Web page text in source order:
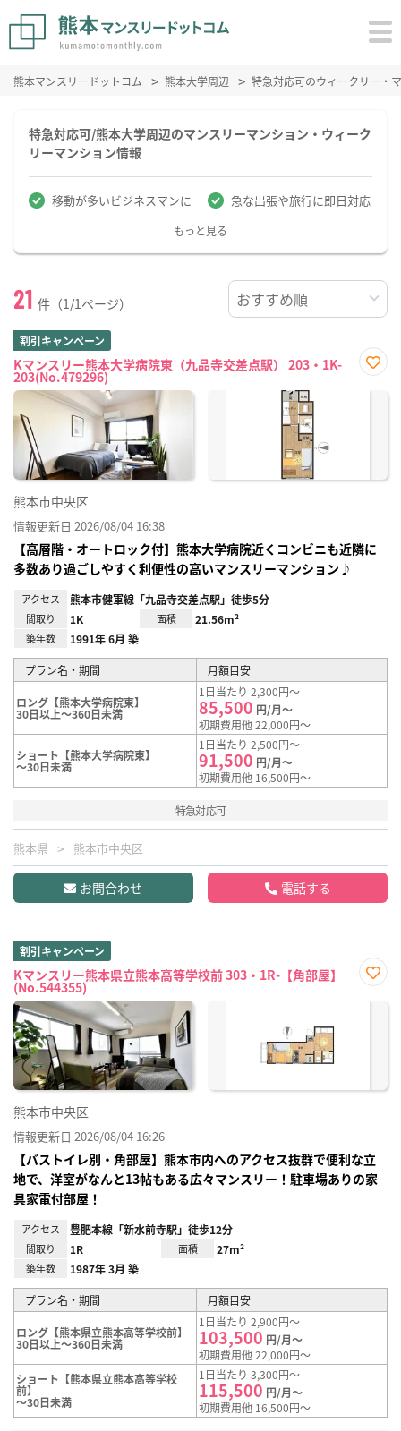
熊本マンスリードットコム 熊本大学周辺 特急対応可のウィークリー・
特急対応可/熊本大学周辺のマンスリーマンション・ウィーク
リーマンション情報
移動が多いビジネスマンに 急な出張や旅行に即日対応
もっと見る
21 件（1/1ページ）
割引キャンペーン
Kマンスリー熊本大学病院東（九品寺交差点駅） 203・1K-
203(No.479296)
に入
熊本市中央区
情報更新日 2026/08/04 16:38
【高層階・オートロック付】熊本大学病院近くコンビニも近隣に
多数あり過ごしやすく利便性の高いマンスリーマンション♪
アクセス 熊本市健軍線「九品寺交差点駅」徒歩5分
間取り 1K 面積 21.56m²
築年数 1991年 6月 築
プラン名・期間 月額目安
ロング【熊本大学病院東】
30日以上～360日未満
1日当たり 2,300円～
85,500 円/月～
初期費用他 22,000円～
ショート【熊本大学病院東】
～30日未満
1日当たり 2,500円～
91,500 円/月～
初期費用他 16,500円～
特急対応可
熊本県 熊本市中央区
お問合わせ 電話する
割引キャンペーン
Kマンスリー熊本県立熊本高等学校前 303・1R-【角部屋】
(No.544355)
に入
熊本市中央区
情報更新日 2026/08/04 16:26
【バストイレ別・角部屋】熊本市内へのアクセス抜群で便利な立
地で、洋室がなんと13帖もある広々マンスリー！駐車場ありの家
具家電付部屋！
アクセス 豊肥本線「新水前寺駅」徒歩12分
間取り 1R 面積 27m²
築年数 1987年 3月 築
プラン名・期間 月額目安
ロング【熊本県立熊本高等学校前】
30日以上～360日未満
1日当たり 2,900円～
103,500 円/月～
初期費用他 22,000円～
ショート【熊本県立熊本高等学校
前】
～30日未満
1日当たり 3,300円～
115,500 円/月～
初期費用他 16,500円～